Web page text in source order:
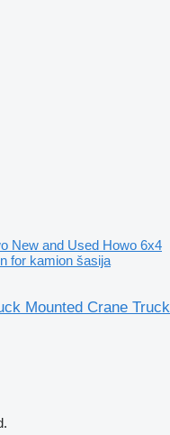
New and Used Howo 6x4
for kamion šasija
Mounted Crane Truck